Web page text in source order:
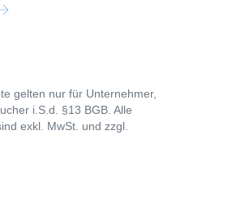
gelten nur für Unternehmer,
i.S.d. §13 BGB. Alle
exkl. MwSt. und zzgl.